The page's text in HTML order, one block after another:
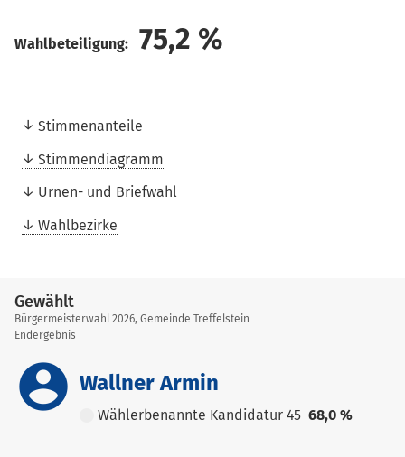
Wahlbeteiligung: 75,2 %
Stimmenanteile
Stimmendiagramm
Urnen- und Briefwahl
Wahlbezirke
Gewählt
Bürgermeisterwahl 2026, Gemeinde Treffelstein
Endergebnis
account_circle Wallner Armin
Wählerbenannte Kandidatur 45 68,0 %